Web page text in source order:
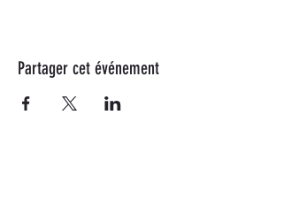
Partager cet événement